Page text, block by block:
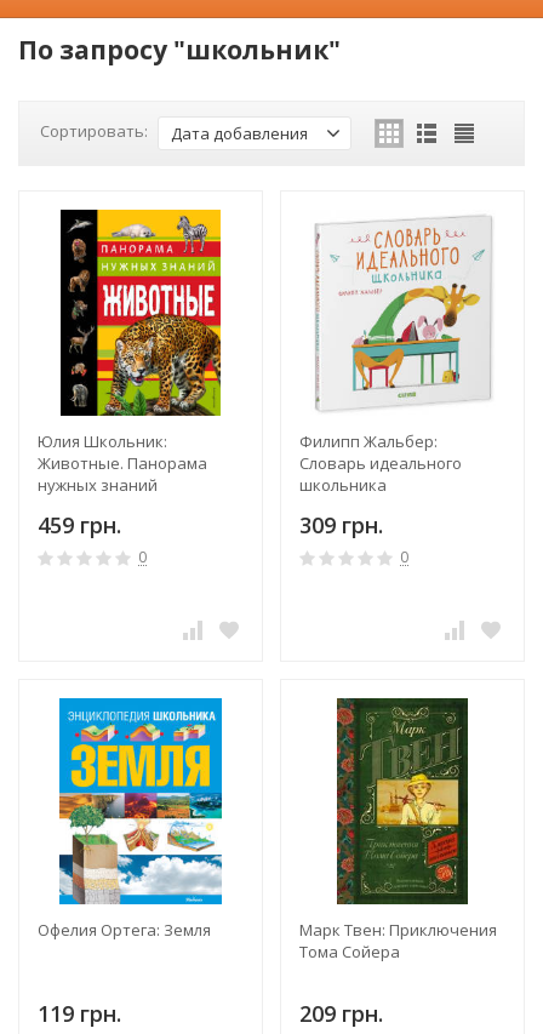
По запросу "школьник"
Сортировать: Дата добавления
Юлия Школьник:
Животные. Панорама
нужных знаний
459 грн.
0
Филипп Жальбер:
Словарь идеального
школьника
309 грн.
0
Офелия Ортега: Земля
119 грн.
Марк Твен: Приключения
Тома Сойера
209 грн.